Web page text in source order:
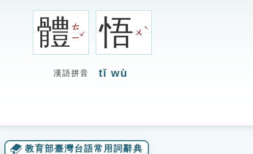
體ㄊ
ㄧ
ˇ 悟ㄨ
ˋ
漢語拼音 tǐ wù
教育部臺灣台語常用詞辭典